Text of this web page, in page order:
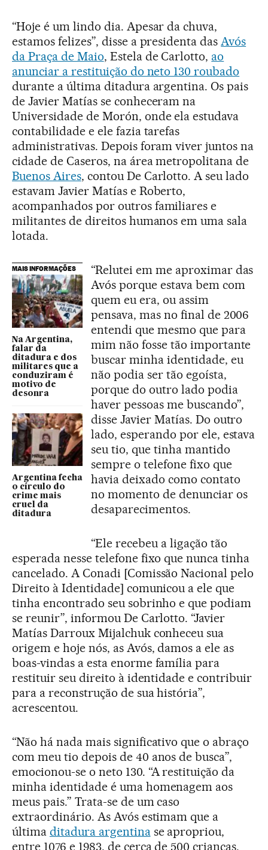
“Hoje é um lindo dia. Apesar da chuva,
estamos felizes”, disse a presidenta dasAvós
da Praça de Maio, Estela de Carlotto, ao
anunciar a restituição do neto 130 roubado
durante a última ditadura argentina. Os pais
de Javier Matías se conheceram na
Universidade de Morón, onde ela estudava
contabilidade e ele fazia tarefas
administrativas. Depois foram viver juntos na
cidade de Caseros, na área metropolitana de
Buenos Aires, contou De Carlotto. A seu lado
estavam Javier Matías e Roberto,
acompanhados por outros familiares e
militantes de direitos humanos em uma sala
lotada.
MAIS INFORMAÇÕES
Na Argentina,
falar da
ditadura e dos
militares que a
conduziram é
motivo de
desonra
Argentina fecha
o círculo do
crime mais
cruel da
ditadura
“Relutei em me aproximar das
Avós porque estava bem com
quem eu era, ou assim
pensava, mas no final de 2006
entendi que mesmo que para
mim não fosse tão importante
buscar minha identidade, eu
não podia ser tão egoísta,
porque do outro lado podia
haver pessoas me buscando”,
disse Javier Matías. Do outro
lado, esperando por ele, estava
seu tio, que tinha mantido
sempre o telefone fixo que
havia deixado como contato
no momento de denunciar os
desaparecimentos.
“Ele recebeu a ligação tão
esperada nesse telefone fixo que nunca tinha
cancelado. A Conadi [Comissão Nacional pelo
Direito à Identidade] comunicou a ele que
tinha encontrado seu sobrinho e que podiam
se reunir”, informou De Carlotto. “Javier
Matías Darroux Mijalchuk conheceu sua
origem e hoje nós, as Avós, damos a ele as
boas-vindas a esta enorme família para
restituir seu direito à identidade e contribuir
para a reconstrução de sua história”,
acrescentou.
“Não há nada mais significativo que o abraço
com meu tio depois de 40 anos de busca”,
emocionou-se o neto 130. “A restituição da
minha identidade é uma homenagem aos
meus pais.” Trata-se de um caso
extraordinário. As Avós estimam que a
última ditadura argentinase apropriou,
entre 1076 e 1983, de cerca de 500 crianças,